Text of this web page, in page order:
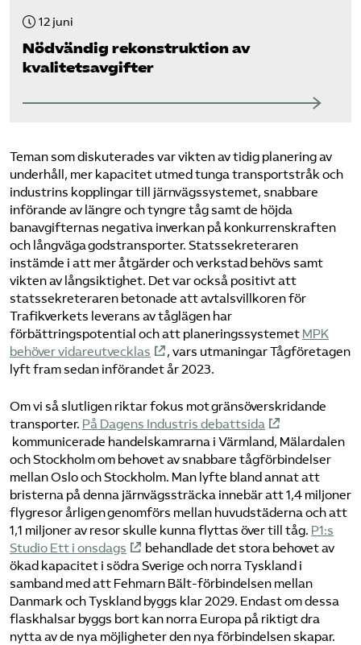
12 juni
Nödvändig rekonstruktion av
kvalitetsavgifter
Teman som diskuterades var vikten av tidig planering av
underhåll, mer kapacitet utmed tunga transportstråk och
industrins kopplingar till järnvägssystemet, snabbare
införande av längre och tyngre tåg samt de höjda
banavgifternas negativa inverkan på konkurrenskraften
och långväga godstransporter. Statssekreteraren
instämde i att mer åtgärder och verkstad behövs samt
vikten av långsiktighet. Det var också positivt att
statssekreteraren betonade att avtalsvillkoren för
Trafikverkets leverans av tåglägen har
förbättringspotential och att planeringssystemet MPK
behöver vidareutvecklas
, vars utmaningar Tågföretagen
lyft fram sedan införandet år 2023.
Om vi så slutligen riktar fokus mot gränsöverskridande
transporter. På Dagens Industris debattsida
kommunicerade handelskamrarna i Värmland, Mälardalen
och Stockholm om behovet av snabbare tågförbindelser
mellan Oslo och Stockholm. Man lyfte bland annat att
bristerna på denna järnvägssträcka innebär att 1,4 miljoner
flygresor årligen genomförs mellan huvudstäderna och att
1,1 miljoner av resor skulle kunna flyttas över till tåg. P1:s
Studio Ett i onsdags
behandlade det stora behovet av
ökad kapacitet i södra Sverige och norra Tyskland i
samband med att Fehmarn Bält-förbindelsen mellan
Danmark och Tyskland byggs klar 2029. Endast om dessa
flaskhalsar byggs bort kan norra Europa på riktigt dra
nytta av de nya möjligheter den nya förbindelsen skapar.